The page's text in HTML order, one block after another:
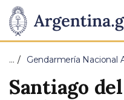
Presidencia
de
la
Pasar al contenido
… Gendarmería Nacional
Santiago